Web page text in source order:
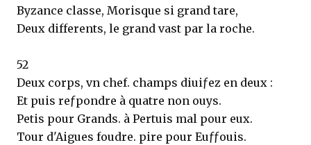
Byzance classe, Morisque si grand tare,
Deux differents, le grand vast par la roche.
52
Deux corps, vn chef. champs diuiƒez en deux :
Et puis reƒpondre à quatre non ouys.
Petis pour Grands. à Pertuis mal pour eux.
Tour d'Aigues foudre. pire pour Euƒƒouis.